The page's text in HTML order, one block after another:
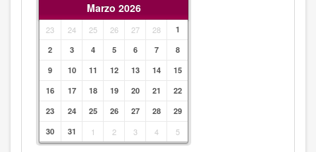
Marzo 2026
23 24 25 26 27 28
1
2
3 4 5 6 7
8
9
10 11 12 13 14
15
16
17 18 19 20 21
22
23
24 25 26 27 28
29
30
31 1 2 3 4 5